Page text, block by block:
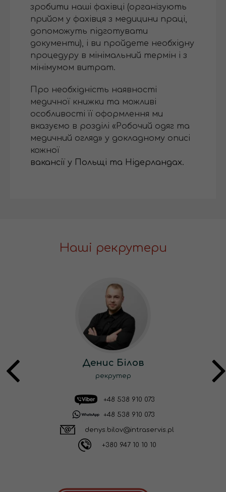
зробити наші фахівці (організують
прийом у фахівця з медицини праці,
допоможуть підготувати
документи), і ви пройдете необхідну
процедуру в мінімальний термін і з
мінімумом витрат.
Про необхідність наявності
медичної книжки та можливі
особливості її оформлення ми
вказуємо в розділі «Робочий одяг та
медичний огляд» у докладному описі
кожної
вакансії у Польщі та Нідерландах.
Наші рекрутери
Денис Білов
рекрутер
+48 538 910 073
+48 538 910 073
denys.bilov@intraservis.pl
+380 947 10 10 10